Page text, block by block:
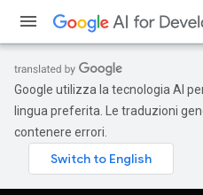
Google utilizza la tecnologia AI
lingua preferita. Le traduzioni
contenere errori.